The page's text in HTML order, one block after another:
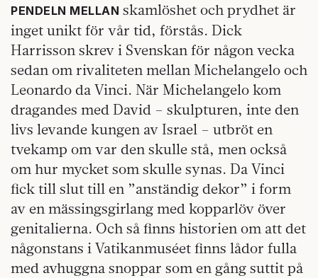
PENDELN MELLAN skamlöshet och prydhet är
inget unikt för vår tid, förstås. Dick
Harrisson skrev i Svenskan för någon vecka
sedan om rivaliteten mellan Michelangelo och
Leonardo da Vinci. När Michelangelo kom
dragandes med David – skulpturen, inte den
livs levande kungen av Israel – utbröt en
tvekamp om var den skulle stå, men också
om hur mycket som skulle synas. Da Vinci
fick till slut till en ”anständig dekor” i form
av en mässingsgirlang med kopparlöv över
genitalierna. Och så finns historien om att det
någonstans i Vatikanmuséet finns lådor fulla
med avhuggna snoppar som en gång suttit på